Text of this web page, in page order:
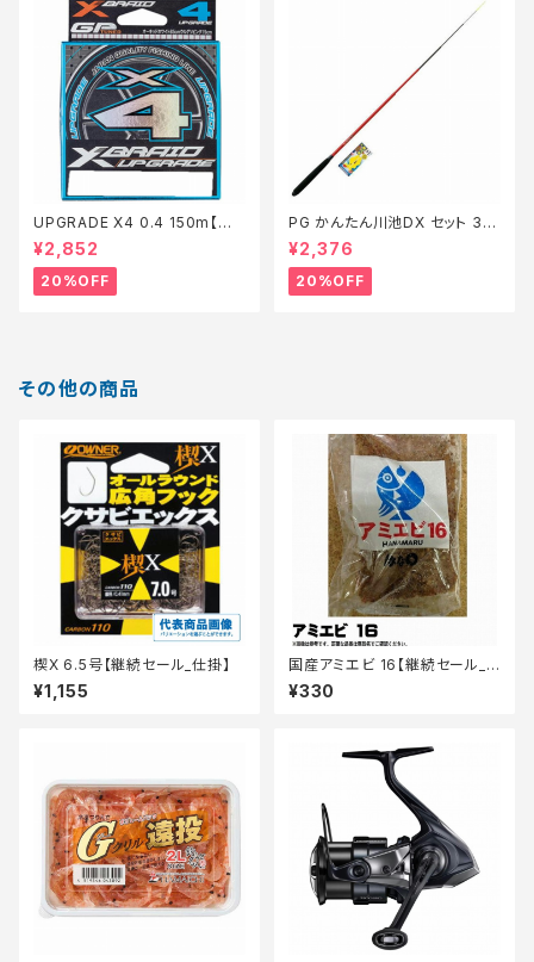
UPGRADE X4 0.4 150m【特
価仕掛】【20】
¥2,852
20%OFF
PG かんたん川池DX セット 36
0【特価セット】【20】
¥2,376
20%OFF
その他の商品
楔X 6.5号【継続セール_仕掛】
¥1,155
国産アミエビ 16【継続セール_
エサ】
¥330